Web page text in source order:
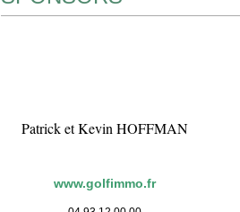
Patrick et Kevin HOFFMAN
www.golfimmo.fr